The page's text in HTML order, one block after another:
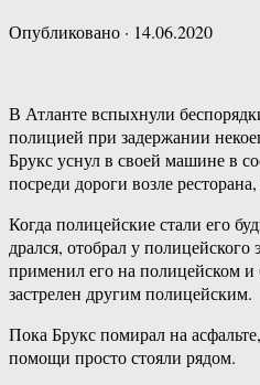
Опубликовано · 14.06.2020
В Атланте вспыхнули
полицией при задержании
Брукс уснул в своей машине в
посреди дороги возле
Когда полицейские стали его
дрался, отобрал у полицейского
применил его на полицейском
застрелен другим полицейским.
Пока Брукс помирал на
помощи просто стояли рядом.